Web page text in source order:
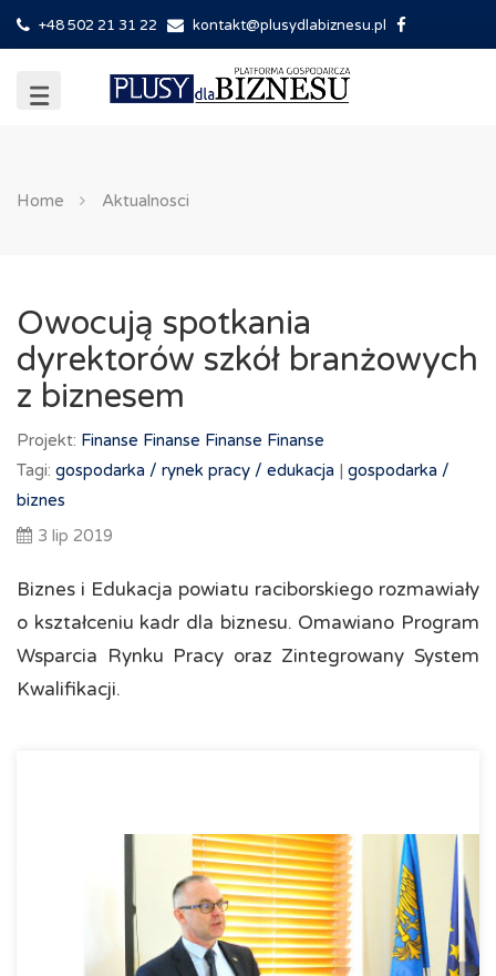
+48 502 21 31 22 kontakt@plusydlabiznesu.pl
Home Aktualnosci
Owocują spotkania
dyrektorów szkół branżowych
z biznesem
Projekt: Finanse Finanse Finanse Finanse
Tagi: gospodarka / rynek pracy / edukacja | gospodarka /
biznes
3 lip 2019
Biznes i Edukacja powiatu raciborskiego rozmawiały
o kształceniu kadr dla biznesu. Omawiano Program
Wsparcia Rynku Pracy oraz Zintegrowany System
Kwalifikacji.